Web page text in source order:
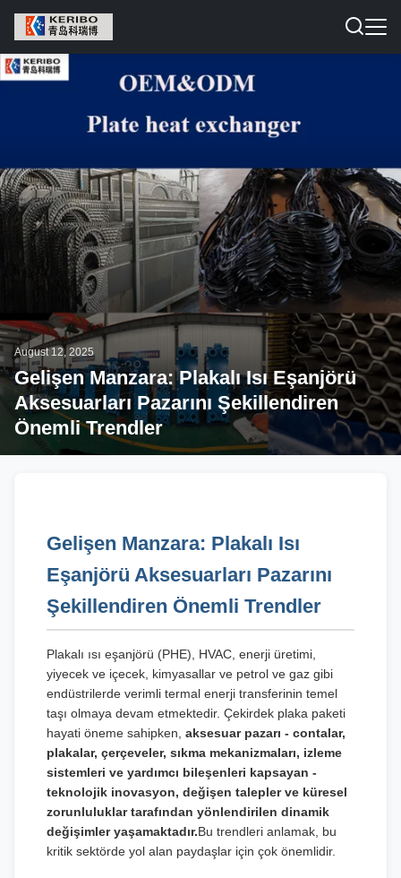
August 12, 2025
Gelişen Manzara: Plakalı Isı Eşanjörü
Aksesuarları Pazarını Şekillendiren
Önemli Trendler
Gelişen Manzara: Plakalı Isı
Eşanjörü Aksesuarları Pazarını
Şekillendiren Önemli Trendler
Plakalı ısı eşanjörü (PHE), HVAC, enerji üretimi,
yiyecek ve içecek, kimyasallar ve petrol ve gaz gibi
endüstrilerde verimli termal enerji transferinin temel
taşı olmaya devam etmektedir. Çekirdek plaka paketi
hayati öneme sahipken, aksesuar pazarı - contalar,
plakalar, çerçeveler, sıkma mekanizmaları, izleme
sistemleri ve yardımcı bileşenleri kapsayan -
teknolojik inovasyon, değişen talepler ve küresel
zorunluluklar tarafından yönlendirilen dinamik
değişimler yaşamaktadır.Bu trendleri anlamak, bu
kritik sektörde yol alan paydaşlar için çok önemlidir.